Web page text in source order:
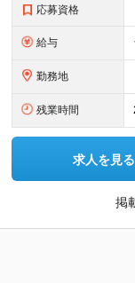
応募資格
給与
勤務地
残業時間
求人を見る
掲